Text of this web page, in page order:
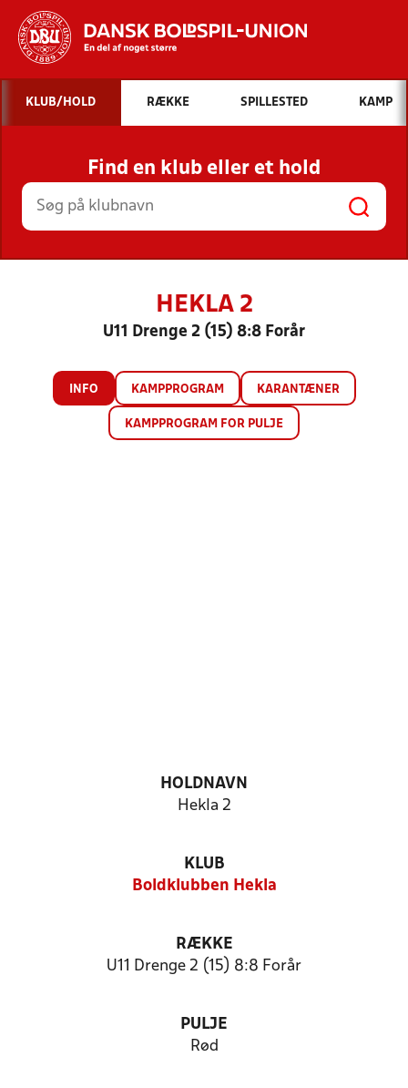
Hvad vil du søge efter?
INDHOLD OG NYHEDER
STILLINGER, RESULTATER, KLUBBER OG
HOLD
KLUB/HOLD RÆKKE SPILLESTED KAMP
Find en klub eller et hold
HEKLA 2
U11 Drenge 2 (15) 8:8 Forår
INFO KAMPPROGRAM KARANTÆNER
KAMPPROGRAM FOR PULJE
HOLDNAVN
Hekla 2
KLUB
Boldklubben Hekla
RÆKKE
U11 Drenge 2 (15) 8:8 Forår
PULJE
Rød